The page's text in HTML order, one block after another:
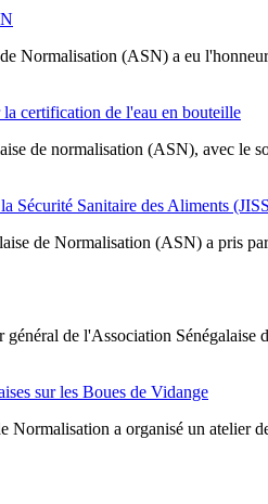
Normalisation (ASN) a eu
certification de l'eau en bouteille
de normalisation (ASN), avec le
Sécurité Sanitaire des Aliments
de Normalisation (ASN) a pris
de l'Association Sénégalaise
sur les Boues de Vidange
Normalisation a organisé un atelier